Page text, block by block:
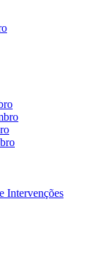
Intervenções